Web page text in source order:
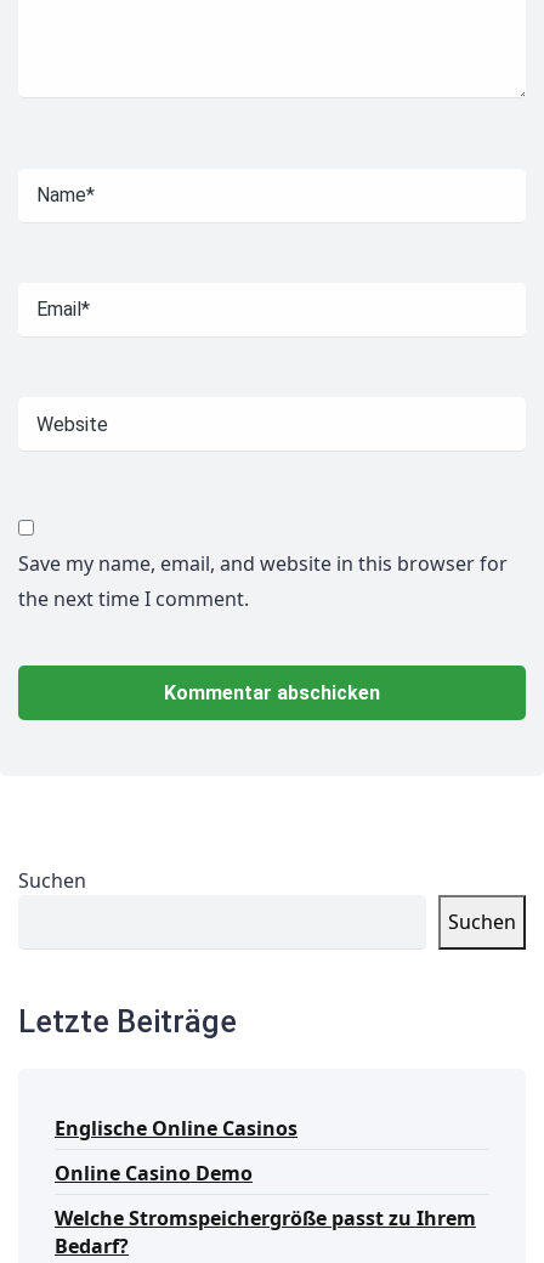
Save my name, email, and website in this browser for
the next time I comment.
Suchen
Suchen
Letzte Beiträge
Englische Online Casinos
Online Casino Demo
Welche Stromspeichergröße passt zu Ihrem
Bedarf?